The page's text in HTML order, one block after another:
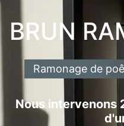
BRUN
Ramonage de
Nous intervenons